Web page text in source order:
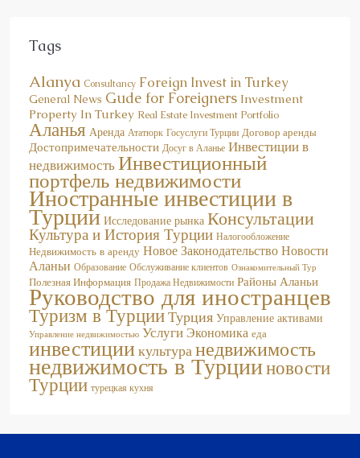
Tags
Alanya Consultancy Foreign Invest in Turkey
General News Gude for Foreigners Investment
Property In Turkey Real Estate Investment Portfolio
Аланья Аренда Ататюрк Госуслуги Турции Договор аренды
Достопримечательности Досуг в Аланье Инвестиции в
недвижимостьИнвестиционный
портфель недвижимости
Иностранные инвестиции в
Турции Исследование рынка Консультации
Культура и История Турции Налогообложение
Недвижимость в аренду Новое ЗаконодательствоНовости
Аланьи Образование Обслуживание клиентов Ознакомительный Тур
Полезная Информация Продажа Недвижимости Районы Аланьи
Руководство для иностранцев
Туризм в ТурцииТурция Управление активами
Управление недвижимостью Услуги Экономика еда
инвестициикультуранедвижимость
недвижимость в Турцииновости
Турции турецкая кухня